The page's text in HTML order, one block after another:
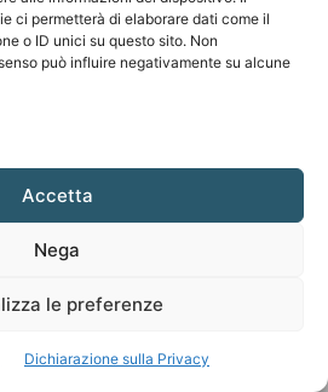
ci permetterà di elaborare dati come il
o ID unici su questo sito. Non
può influire negativamente su alcune
Accetta
Nega
le preferenze
Dichiarazione sulla Privacy